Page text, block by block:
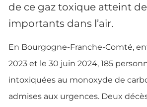
de ce gaz toxique atteint
importants dans l’air.
En Bourgogne-Franche-Comté,
2023 et le 30 juin 2024, 185
intoxiquées au monoxyde de
admises aux urgences. Deux